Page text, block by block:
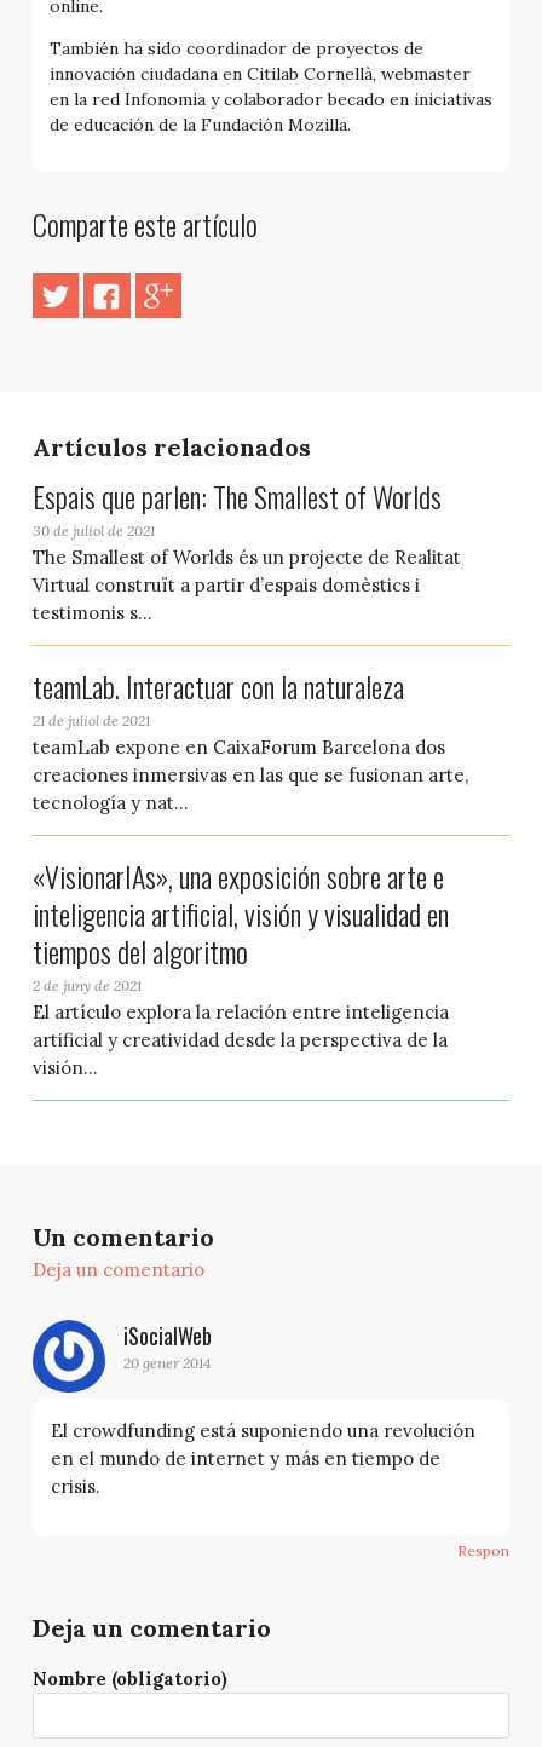
online.
También ha sido coordinador de proyectos de
innovación ciudadana en Citilab Cornellà, webmaster
en la red Infonomia y colaborador becado en iniciativas
de educación de la Fundación Mozilla.
Comparte este artículo
Artículos relacionados
Espais que parlen: The Smallest of Worlds
30 de juliol de 2021
The Smallest of Worlds és un projecte de Realitat
Virtual construït a partir d’espais domèstics i
testimonis s...
teamLab. Interactuar con la naturaleza
21 de juliol de 2021
teamLab expone en CaixaForum Barcelona dos
creaciones inmersivas en las que se fusionan arte,
tecnología y nat...
«VisionarIAs», una exposición sobre arte e
inteligencia artificial, visión y visualidad en
tiempos del algoritmo
2 de juny de 2021
El artículo explora la relación entre inteligencia
artificial y creatividad desde la perspectiva de la
visión...
Un comentario
Deja un comentario
iSocialWeb
20 gener 2014
El crowdfunding está suponiendo una revolución
en el mundo de internet y más en tiempo de
crisis.
Respon
Deja un comentario
Nombre (obligatorio)